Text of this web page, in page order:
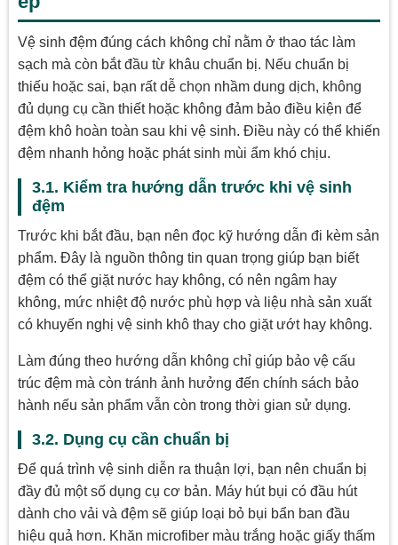
Vệ sinh đệm đúng cách không chỉ nằm ở thao tác làm
sạch mà còn bắt đầu từ khâu chuẩn bị. Nếu chuẩn bị
thiếu hoặc sai, bạn rất dễ chọn nhầm dung dịch, không
đủ dụng cụ cần thiết hoặc không đảm bảo điều kiện để
đệm khô hoàn toàn sau khi vệ sinh. Điều này có thể khiến
đệm nhanh hỏng hoặc phát sinh mùi ẩm khó chịu.
3.1. Kiểm tra hướng dẫn trước khi vệ sinh
đệm
Trước khi bắt đầu, bạn nên đọc kỹ hướng dẫn đi kèm sản
phẩm. Đây là nguồn thông tin quan trọng giúp bạn biết
đệm có thể giặt nước hay không, có nên ngâm hay
không, mức nhiệt độ nước phù hợp và liệu nhà sản xuất
có khuyến nghị vệ sinh khô thay cho giặt ướt hay không.
Làm đúng theo hướng dẫn không chỉ giúp bảo vệ cấu
trúc đệm mà còn tránh ảnh hưởng đến chính sách bảo
hành nếu sản phẩm vẫn còn trong thời gian sử dụng.
3.2. Dụng cụ cần chuẩn bị
Để quá trình vệ sinh diễn ra thuận lợi, bạn nên chuẩn bị
đầy đủ một số dụng cụ cơ bản. Máy hút bụi có đầu hút
dành cho vải và đệm sẽ giúp loại bỏ bụi bẩn ban đầu
hiệu quả hơn. Khăn microfiber màu trắng hoặc giấy thấm